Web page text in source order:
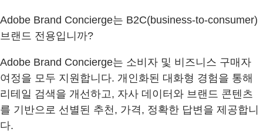
Adobe Brand Concierge는 B2C(business-to-consumer)
브랜드 전용입니까?
Adobe Brand Concierge는 소비자 및 비즈니스 구매자
여정을 모두 지원합니다. 개인화된 대화형 경험을 통해
리테일 검색을 개선하고, 자사 데이터와 브랜드 콘텐츠
를 기반으로 선별된 추천, 가격, 정확한 답변을 제공합니
다.